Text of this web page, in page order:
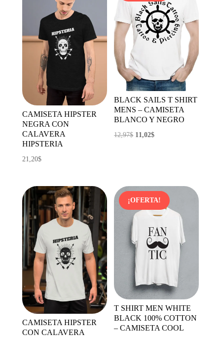
7,18$.3,59$.
CAMISETA HIPSTER
NEGRA CON
CALAVERA
HIPSTERIA
21,20$
BLACK SAILS T SHIRT
MENS – CAMISETA
BLANCO Y NEGRO
12,97$ El
12,97$.
11,02$El
11,02$.
CAMISETA HIPSTER
CON CALAVERA
¡OFERTA!
T SHIRT MEN WHITE
BLACK 100% COTTON
– CAMISETA COOL